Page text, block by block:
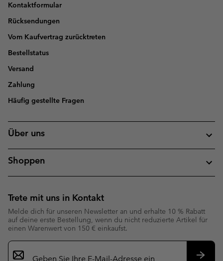
Kontaktformular
Rücksendungen
Vom Kaufvertrag zurücktreten
Bestellstatus
Versand
Zahlung
Häufig gestellte Fragen
Über uns
Shoppen
Trete mit uns in Kontakt
Melde dich für unseren Newsletter an und erhalte 10 % Rabatt
auf deine erste Bestellung, wenn du nicht reduzierte Artikel für
einen Warenwert von 150 € einkaufst.
Newsletter-
Anmeldung